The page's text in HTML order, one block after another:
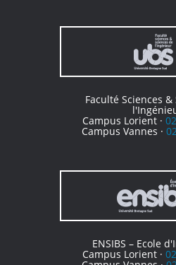
Faculté Sciences &
Campus Lorient ·
Campus Vannes ·
ENSIBS – Ecole
Campus Lorient ·